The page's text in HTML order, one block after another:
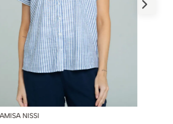
NISSI